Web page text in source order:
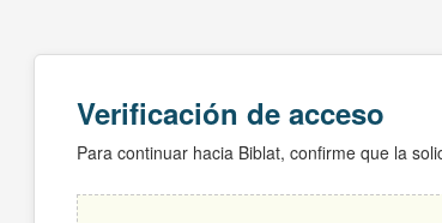
Verificación de acceso
Para continuar hacia Biblat, confirme que la